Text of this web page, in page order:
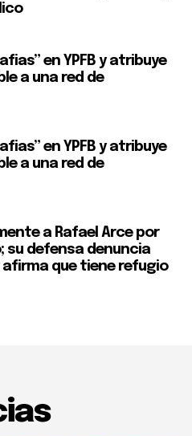
en YPFB y atribuye
a una red de
en YPFB y atribuye
a una red de
a Rafael Arce por
su defensa denuncia
que tiene refugio